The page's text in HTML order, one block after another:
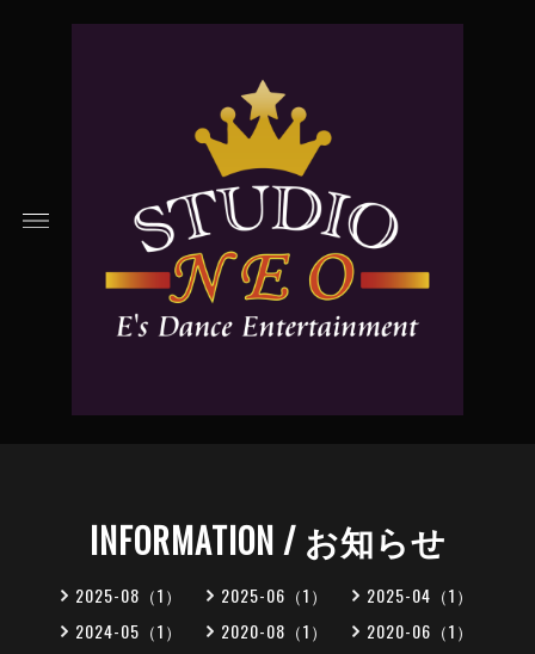
INFORMATION / お知らせ
2025-08（1） 2025-06（1）
2025-04（1）
2024-05（1）
2020-08（1）
2020-06（1）